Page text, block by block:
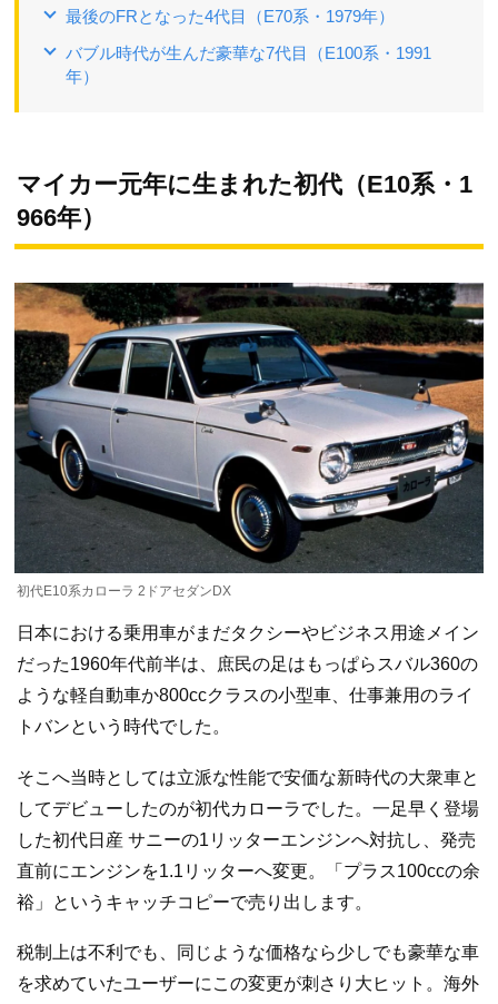
最後のFRとなった4代目（E70系・1979年）
バブル時代が生んだ豪華な7代目（E100系・1991
年）
マイカー元年に生まれた初代（E10系・1
966年）
初代E10系カローラ 2ドアセダンDX
日本における乗用車がまだタクシーやビジネス用途メイン
だった1960年代前半は、庶民の足はもっぱらスバル360の
ような軽自動車か800ccクラスの小型車、仕事兼用のライ
トバンという時代でした。
そこへ当時としては立派な性能で安価な新時代の大衆車と
してデビューしたのが初代カローラでした。一足早く登場
した初代日産 サニーの1リッターエンジンへ対抗し、発売
直前にエンジンを1.1リッターへ変更。「プラス100ccの余
裕」というキャッチコピーで売り出します。
税制上は不利でも、同じような価格なら少しでも豪華な車
を求めていたユーザーにこの変更が刺さり大ヒット。海外